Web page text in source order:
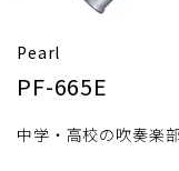
Pearl
PF-665E
中学・高校の吹奏楽